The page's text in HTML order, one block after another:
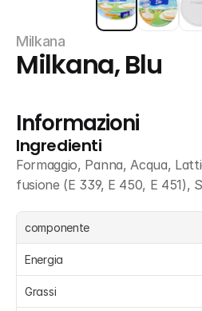
Milkana
Milkana, Blu
Informazioni
Ingredienti
Formaggio, Panna, Acqua,
fusione (E 339, E 450, E 451),
componente
Energia
Grassi